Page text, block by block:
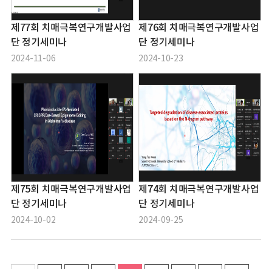
제77회 치매극복연구개발사업
단 정기세미나
2024-11-06
제76회 치매극복연구개발사업
단 정기세미나
2024-10-23
제75회 치매극복연구개발사업
단 정기세미나
2024-10-02
제74회 치매극복연구개발사업
단 정기세미나
2024-09-25